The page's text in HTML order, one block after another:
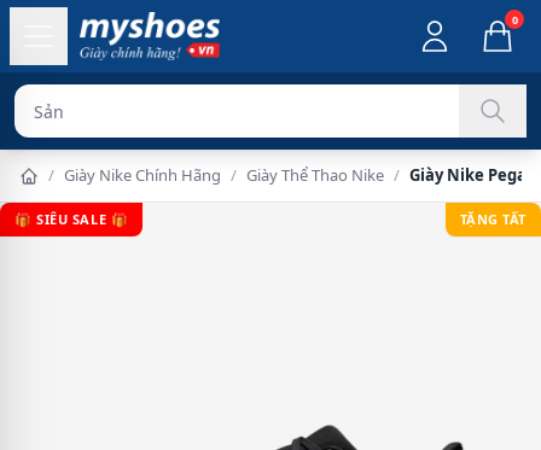
0
Sản phẩm chính
/ Giày Nike Chính Hãng / Giày Thể Thao Nike / Giày Nike
🎁 SIÊU SALE 🎁 TẶNG TẤT